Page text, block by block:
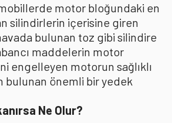
motor bloğundaki en
silindirlerin içerisine giren
bulunan toz gibi silindire
maddelerin motor
engelleyen motorun sağlıklı
bulunan önemli bir yedek
Ne Olur?